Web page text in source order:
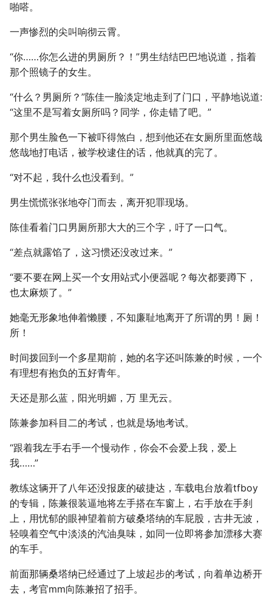
啪嗒。
一声惨烈的尖叫响彻云霄。
“你……你怎么进的男厕所？！”男生结结巴巴地说道，指着
那个照镜子的女生。
“什么？男厕所？”陈佳一脸淡定地走到了门口，平静地说道:
“这里不是写着女厕所吗？同学，你走错了吧。”
那个男生脸色一下被吓得煞白，想到他还在女厕所里面悠哉
悠哉地打电话，被学校逮住的话，他就真的完了。
“对不起，我什么也没看到。”
男生慌慌张张地夺门而去，离开犯罪现场。
陈佳看着门口男厕所那大大的三个字，吁了一口气。
“差点就露馅了，这习惯还没改过来。”
“要不要在网上买一个女用站式小便器呢？每次都要蹲下，
也太麻烦了。”
她毫无形象地伸着懒腰，不知廉耻地离开了所谓的男！厕！
所！
时间拨回到一个多星期前，她的名字还叫陈兼的时候，一个
有理想有抱负的五好青年。
天还是那么蓝，阳光明媚，万 里无云。
陈兼参加科目二的考试，也就是场地考试。
“跟着我左手右手一个慢动作，你会不会爱上我，爱上
我……”
教练这辆开了八年还没报废的破捷达，车载电台放着tfboy
的专辑，陈兼很装逼地将左手搭在车窗上，右手放在手刹
上，用忧郁的眼神望着前方破桑塔纳的车屁股，古井无波，
轻嗅着空气中淡淡的汽油臭味，如同一位即将参加漂移大赛
的车手。
前面那辆桑塔纳已经通过了上坡起步的考试，向着单边桥开
去，考官mm向陈兼招了招手。